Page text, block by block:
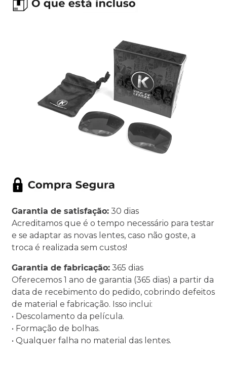
Garantia de satisfação: 30 dias
Acreditamos que é o tempo necessário para testar
e se adaptar as novas lentes, caso não goste, a
troca é realizada sem custos!
Garantia de fabricação: 365 dias
Oferecemos 1 ano de garantia (365 dias) a partir da
data de recebimento do pedido, cobrindo defeitos
de material e fabricação. Isso inclui:
• Descolamento da película.
• Formação de bolhas.
• Qualquer falha no material das lentes.